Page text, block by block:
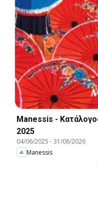
Manessis -
2025
04/06/2025 -31/08/2026
Manessis